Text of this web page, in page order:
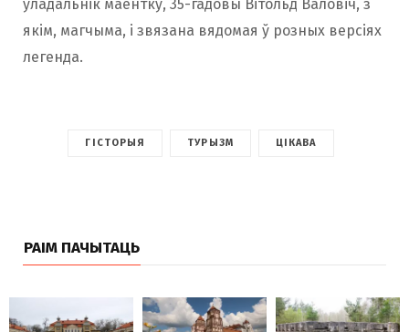
ўладальнік маёнтку, 35-гадовы Вітольд Валовіч, з
якім, магчыма, і звязана вядомая ў розных версіях
легенда.
ГІСТОРЫЯ ТУРЫЗМ ЦІКАВА
РАІМ ПАЧЫТАЦЬ